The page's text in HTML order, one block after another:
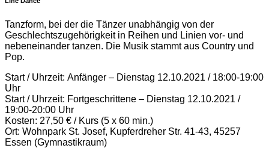
Tanzform, bei der die Tänzer unabhängig von der
Geschlechtszugehörigkeit in Reihen und Linien vor- und
nebeneinander tanzen. Die Musik stammt aus Country und
Pop.
Start / Uhrzeit: Anfänger – Dienstag 12.10.2021 / 18:00-19:00
Uhr
Start / Uhrzeit: Fortgeschrittene – Dienstag 12.10.2021 /
19:00-20:00 Uhr
Kosten: 27,50 € / Kurs (5 x 60 min.)
Ort: Wohnpark St. Josef, Kupferdreher Str. 41-43, 45257
Essen (Gymnastikraum)